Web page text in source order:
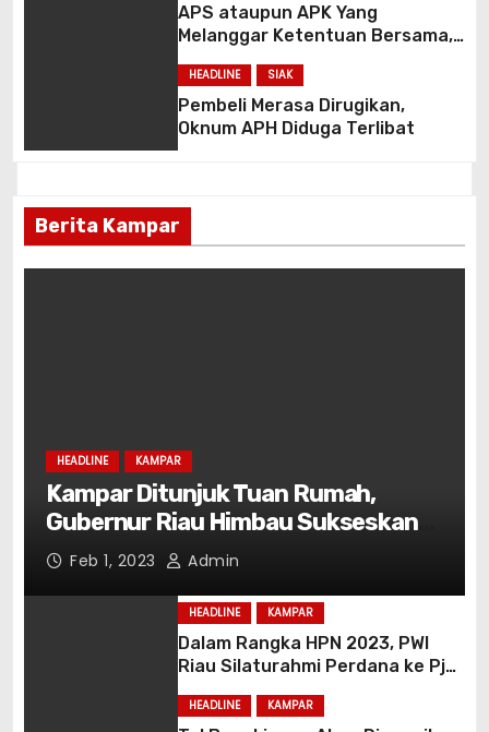
APS ataupun APK Yang
Melanggar Ketentuan Bersama,
Menyelesaikan Secara Humanis.
HEADLINE SIAK
Pembeli Merasa Dirugikan,
Oknum APH Diduga Terlibat
Berita Kampar
HEADLINE KAMPAR
Kampar Ditunjuk Tuan Rumah,
Gubernur Riau Himbau Sukseskan
Peringatan HKIN di Kampar.
Feb 1, 2023 Admin
HEADLINE KAMPAR
Dalam Rangka HPN 2023, PWI
Riau Silaturahmi Perdana ke Pj
HEADLINE KAMPAR